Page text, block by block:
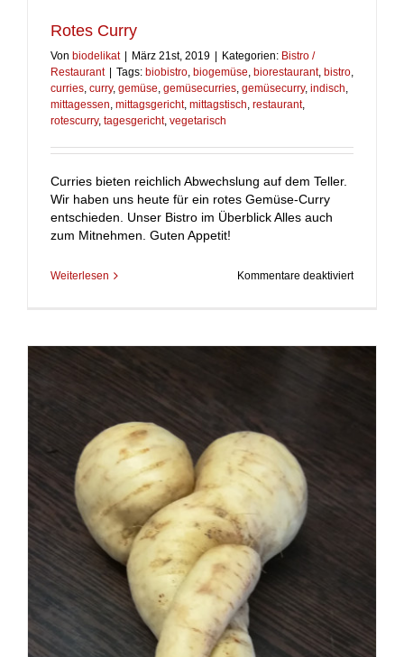
Rotes Curry
Von biodelikat | März 21st, 2019 | Kategorien: Bistro /
Restaurant | Tags: biobistro biogemüse biorestaurant, bistro
curries curry, gemüse gemüsecurries gemüsecurry, indisch
mittagessen mittagsgericht, mittagstisch restaurant,
rotescurry, tagesgericht, vegetarisch
Curries bieten reichlich Abwechslung auf dem Teller.
Wir haben uns heute für ein rotes Gemüse-Curry
entschieden. Unser Bistro im Überblick Alles auch
zum Mitnehmen. Guten Appetit!
Weiterlesen Kommentare deaktiviertfür